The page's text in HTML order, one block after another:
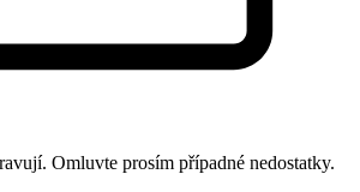
Omluvte prosím případné nedostatky.